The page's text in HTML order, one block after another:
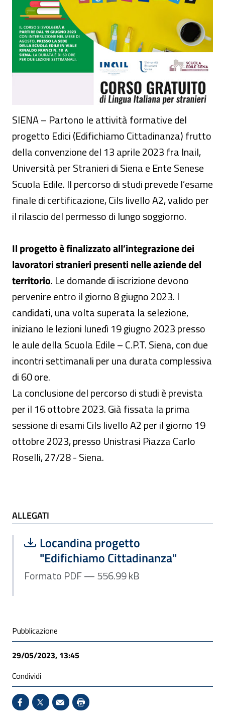
SIENA – Partono le attività formative del
progetto Edici (Edifichiamo Cittadinanza) frutto
della convenzione del 13 aprile 2023 fra Inail,
Università per Stranieri di Siena e Ente Senese
Scuola Edile. Il percorso di studi prevede l’esame
finale di certificazione, Cils livello A2, valido per
il rilascio del permesso di lungo soggiorno.
Il progetto è finalizzato all’integrazione dei
lavoratori stranieri presenti nelle aziende del
territorio. Le domande di iscrizione devono
pervenire entro il giorno 8 giugno 2023. I
candidati, una volta superata la selezione,
iniziano le lezioni lunedì 19 giugno 2023 presso
le aule della Scuola Edile – C.P.T. Siena, con due
incontri settimanali per una durata complessiva
di 60 ore.
La conclusione del percorso di studi è prevista
per il 16 ottobre 2023. Già fissata la prima
sessione di esami Cils livello A2 per il giorno 19
ottobre 2023, presso Unistrasi Piazza Carlo
Roselli, 27/28 - Siena.
ALLEGATI
ALLEGATI
Scarica file:
Locandina progetto
"Edifichiamo Cittadinanza"
Formato PDF — Dimensione 556.99 kB
Formato PDF — 556.99 kB
Condivisione social
Pubblicazione
29/05/2023, 13:45
Condividi
Condividi su Facebook - Sito esterno - Apertura in
X - Sito esterno - Apertura in nuova finestra
Invio Mail: apre il programma di posta
Stampa pagina: scelta meno